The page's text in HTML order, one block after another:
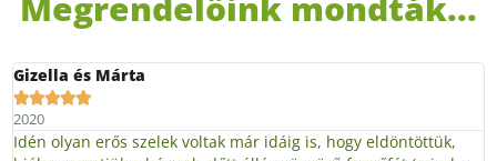
Gizella és Márta

2020
Idén olyan erős szelek voltak már idáig is, hogy eldöntöttük,